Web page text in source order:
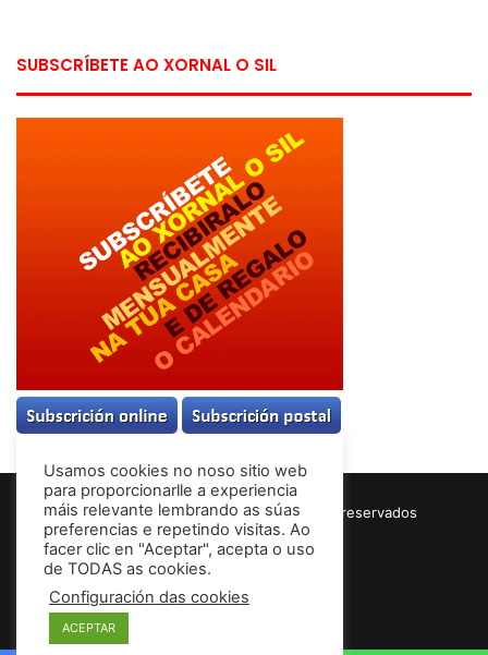
SUBSCRÍBETE AO XORNAL O SIL
© Copyright 2026, Todos los derechos reservados
Términos & Condiciones
Usamos cookies no noso sitio web
para proporcionarlle a experiencia
máis relevante lembrando as súas
preferencias e repetindo visitas. Ao
facer clic en "Aceptar", acepta o uso
de TODAS as cookies.
Configuración das cookies
ACEPTAR